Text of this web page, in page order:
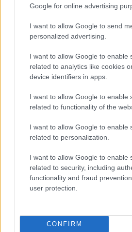
Google for online advertising
I want to allow Google to send
personalized advertising.
I want to allow Google to enable
related to analytics like cookies
device identifiers in apps.
I want to allow Google to enable
related to functionality of the
I want to allow Google to enable
related to personalization.
I want to allow Google to enable
related to security, including
functionality and fraud
user protection.
CONFIRM
Rekviem a színházért
2012. 03. 27.|Kultúrpart
Marosvásárhelyi szerzőnő első
ünnepli a Színházi Világnapot a
Színház. Kovács Levente
Rekviem egy házért című
a valamikori kincses város és a régi
a rekviem középpontjába.
100 millióból megy a